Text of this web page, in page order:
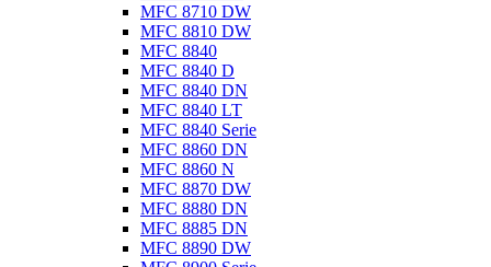
MFC 8710 DW
MFC 8810 DW
MFC 8840
MFC 8840 D
MFC 8840 DN
MFC 8840 LT
MFC 8840 Serie
MFC 8860 DN
MFC 8860 N
MFC 8870 DW
MFC 8880 DN
MFC 8885 DN
MFC 8890 DW